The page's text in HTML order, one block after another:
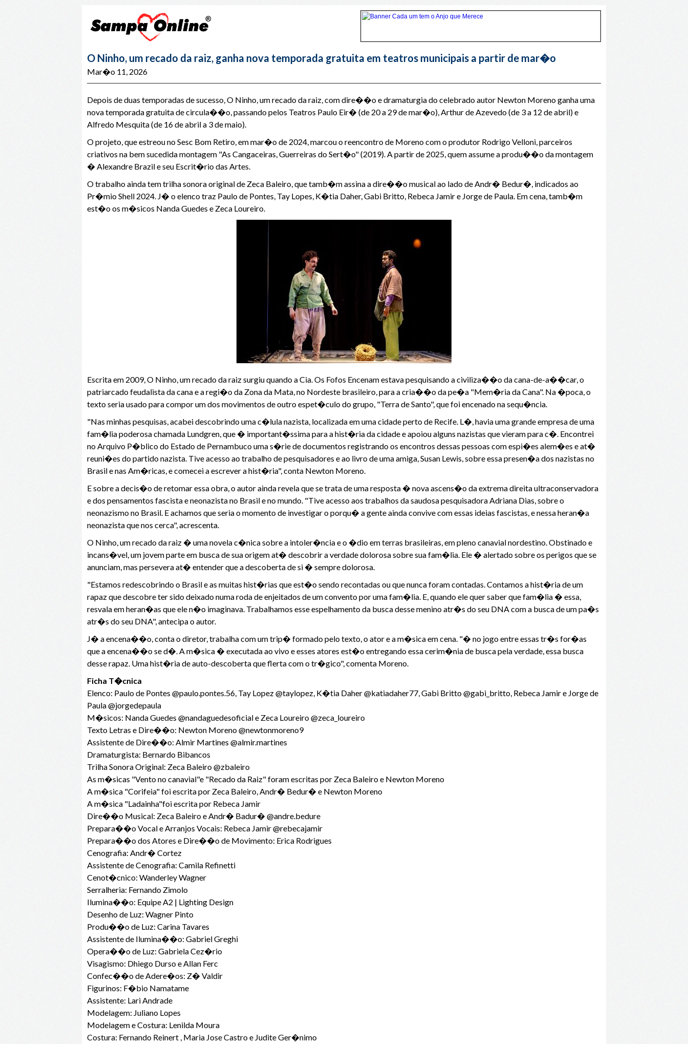
O Ninho, um recado da raiz, ganha nova temporada gratuita em teatros municipais a partir de mar�o
Mar�o 11, 2026
Depois de duas temporadas de sucesso, O Ninho, um recado da raiz, com dire��o e dramaturgia do celebrado autor Newton Moreno ganha uma
nova temporada gratuita de circula��o, passando pelos Teatros Paulo Eir� (de 20 a 29 de mar�o), Arthur de Azevedo (de 3 a 12 de abril) e
Alfredo Mesquita (de 16 de abril a 3 de maio).
O projeto, que estreou no Sesc Bom Retiro, em mar�o de 2024, marcou o reencontro de Moreno com o produtor Rodrigo Velloni, parceiros
criativos na bem sucedida montagem "As Cangaceiras, Guerreiras do Sert�o" (2019). A partir de 2025, quem assume a produ��o da montagem
� Alexandre Brazil e seu Escrit�rio das Artes.
O trabalho ainda tem trilha sonora original de Zeca Baleiro, que tamb�m assina a dire��o musical ao lado de Andr� Bedur�, indicados ao
Pr�mio Shell 2024. J� o elenco traz Paulo de Pontes, Tay Lopes, K�tia Daher, Gabi Britto, Rebeca Jamir e Jorge de Paula. Em cena, tamb�m
est�o os m�sicos Nanda Guedes e Zeca Loureiro.
Escrita em 2009, O Ninho, um recado da raiz surgiu quando a Cia. Os Fofos Encenam estava pesquisando a civiliza��o da cana-de-a��car, o
patriarcado feudalista da cana e a regi�o da Zona da Mata, no Nordeste brasileiro, para a cria��o da pe�a "Mem�ria da Cana". Na �poca, o
texto seria usado para compor um dos movimentos de outro espet�culo do grupo, "Terra de Santo", que foi encenado na sequ�ncia.
"Nas minhas pesquisas, acabei descobrindo uma c�lula nazista, localizada em uma cidade perto de Recife. L�, havia uma grande empresa de uma
fam�lia poderosa chamada Lundgren, que � important�ssima para a hist�ria da cidade e apoiou alguns nazistas que vieram para c�. Encontrei
no Arquivo P�blico do Estado de Pernambuco uma s�rie de documentos registrando os encontros dessas pessoas com espi�es alem�es e at�
reuni�es do partido nazista. Tive acesso ao trabalho de pesquisadores e ao livro de uma amiga, Susan Lewis, sobre essa presen�a dos nazistas no
Brasil e nas Am�ricas, e comecei a escrever a hist�ria", conta Newton Moreno.
E sobre a decis�o de retomar essa obra, o autor ainda revela que se trata de uma resposta � nova ascens�o da extrema direita ultraconservadora
e dos pensamentos fascista e neonazista no Brasil e no mundo. "Tive acesso aos trabalhos da saudosa pesquisadora Adriana Dias, sobre o
neonazismo no Brasil. E achamos que seria o momento de investigar o porqu� a gente ainda convive com essas ideias fascistas, e nessa heran�a
neonazista que nos cerca", acrescenta.
O Ninho, um recado da raiz � uma novela c�nica sobre a intoler�ncia e o �dio em terras brasileiras, em pleno canavial nordestino. Obstinado e
incans�vel, um jovem parte em busca de sua origem at� descobrir a verdade dolorosa sobre sua fam�lia. Ele � alertado sobre os perigos que se
anunciam, mas persevera at� entender que a descoberta de si � sempre dolorosa.
"Estamos redescobrindo o Brasil e as muitas hist�rias que est�o sendo recontadas ou que nunca foram contadas. Contamos a hist�ria de um
rapaz que descobre ter sido deixado numa roda de enjeitados de um convento por uma fam�lia. E, quando ele quer saber que fam�lia � essa,
resvala em heran�as que ele n�o imaginava. Trabalhamos esse espelhamento da busca desse menino atr�s do seu DNA com a busca de um pa�s
atr�s do seu DNA", antecipa o autor.
J� a encena��o, conta o diretor, trabalha com um trip� formado pelo texto, o ator e a m�sica em cena. "� no jogo entre essas tr�s for�as
que a encena��o se d�. A m�sica � executada ao vivo e esses atores est�o entregando essa cerim�nia de busca pela verdade, essa busca
desse rapaz. Uma hist�ria de auto-descoberta que flerta com o tr�gico", comenta Moreno.
Ficha T�cnica
Elenco: Paulo de Pontes @paulo.pontes.56, Tay Lopez @taylopez, K�tia Daher @katiadaher77, Gabi Britto @gabi_britto, Rebeca Jamir e Jorge de
Paula @jorgedepaula
M�sicos: Nanda Guedes @nandaguedesoficial e Zeca Loureiro @zeca_loureiro
Texto Letras e Dire��o: Newton Moreno @newtonmoreno9
Assistente de Dire��o: Almir Martines @almir.martines
Dramaturgista: Bernardo Bibancos
Trilha Sonora Original: Zeca Baleiro @zbaleiro
As m�sicas "Vento no canavial"e "Recado da Raiz" foram escritas por Zeca Baleiro e Newton Moreno
A m�sica "Corifeia" foi escrita por Zeca Baleiro, Andr� Bedur� e Newton Moreno
A m�sica "Ladainha"foi escrita por Rebeca Jamir
Dire��o Musical: Zeca Baleiro e Andr� Badur� @andre.bedure
Prepara��o Vocal e Arranjos Vocais: Rebeca Jamir @rebecajamir
Prepara��o dos Atores e Dire��o de Movimento: Erica Rodrigues
Cenografia: Andr� Cortez
Assistente de Cenografia: Camila Refinetti
Cenot�cnico: Wanderley Wagner
Serralheria: Fernando Zimolo
Ilumina��o: Equipe A2 | Lighting Design
Desenho de Luz: Wagner Pinto
Produ��o de Luz: Carina Tavares
Assistente de Ilumina��o: Gabriel Greghi
Opera��o de Luz: Gabriela Cez�rio
Visagismo: Dhiego Durso e Allan Ferc
Confec��o de Adere�os: Z� Valdir
Figurinos: F�bio Namatame
Assistente: Lari Andrade
Modelagem: Juliano Lopes
Modelagem e Costura: Lenilda Moura
Costura: Fernando Reinert , Maria Jose Castro e Judite Ger�nimo